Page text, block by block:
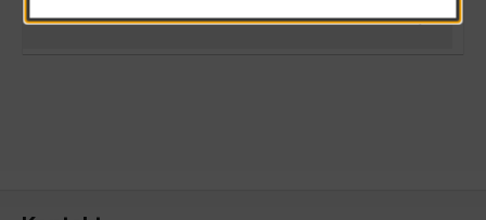
TECHNISCHE DATEN